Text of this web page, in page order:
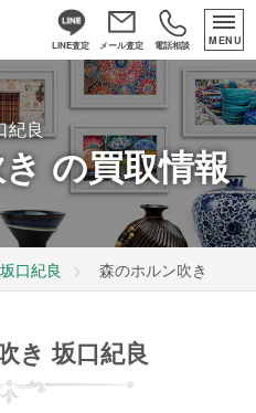
LINE査定 メール査定 電話相談 MENU
紀良
の買取情報
坂口紀良 森のホルン吹き
き 坂口紀良